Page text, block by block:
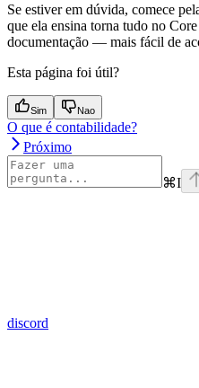
Se estiver em dúvida, comece
que ela ensina torna tudo no
documentação — mais fácil de
Esta página foi útil?
Sim Nao
O que é contabilidade?
Próximo
⌘I
discord